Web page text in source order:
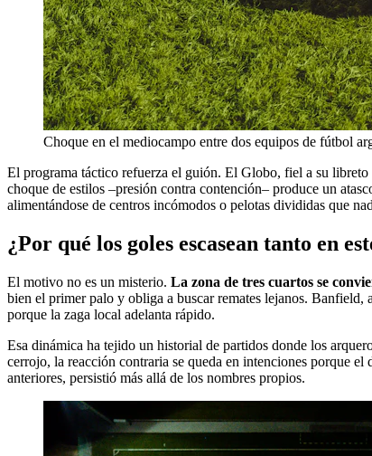
Choque en el mediocampo entre dos equipos de fútbol
El programa táctico refuerza el guión. El Globo, fiel a su libreto
choque de estilos –presión contra contención– produce un
alimentándose de centros incómodos o pelotas divididas que
¿Por qué los goles escasean tanto en
El motivo no es un misterio. La zona de tres cuartos se
bien el primer palo y obliga a buscar remates lejanos. Banfield,
porque la zaga local adelanta rápido.
Esa dinámica ha tejido un historial de partidos donde los
cerrojo, la reacción contraria se queda en intenciones porque
anteriores, persistió más allá de los nombres propios.